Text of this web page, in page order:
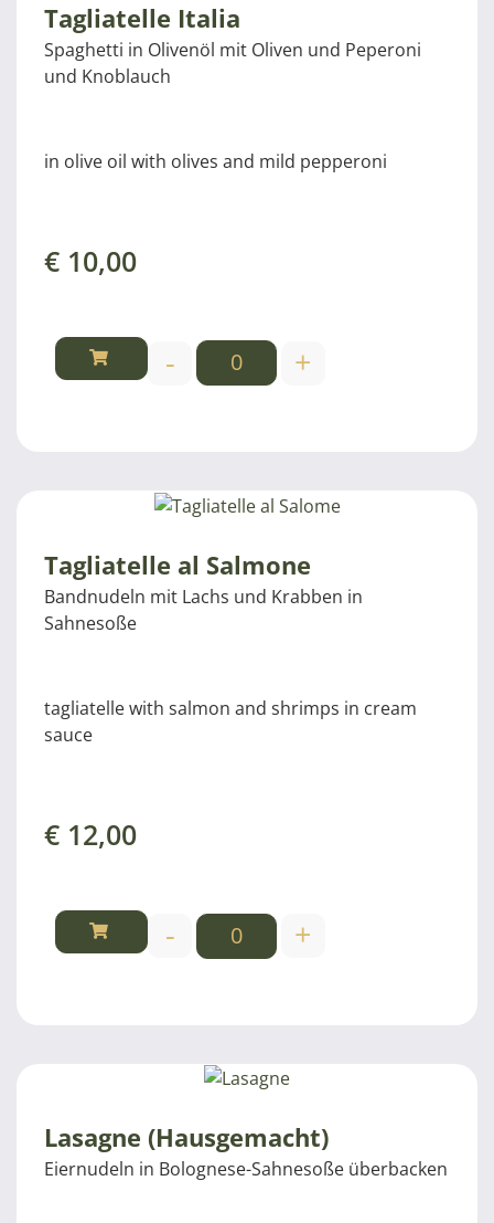
Tagliatelle Italia
Spaghetti in Olivenöl mit Oliven und Peperoni
und Knoblauch
in olive oil with olives and mild pepperoni
€ 10,00
- +
Tagliatelle al Salmone
Bandnudeln mit Lachs und Krabben in
Sahnesoße
tagliatelle with salmon and shrimps in cream
sauce
€ 12,00
- +
Lasagne (Hausgemacht)
Eiernudeln in Bolognese-Sahnesoße überbacken